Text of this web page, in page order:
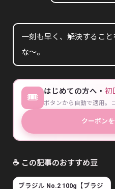
一刻も早く、解決するこ
な〜。
🎟 はじめての方へ・初
ボタンから自動で適用。
クーポン
☕ この記事のおすすめ豆
ブラジル No.2 100g【ブラジ